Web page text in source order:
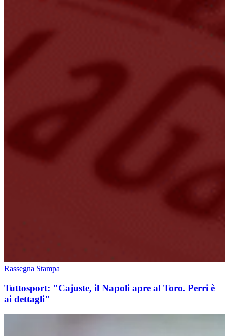
Rassegna Stampa
Tuttosport: "Cajuste, il Napoli apre al Toro. Perri è
ai dettagli"